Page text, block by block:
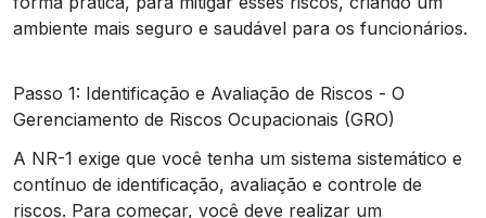
ambiente mais seguro e saudável para os funcionários.
Passo 1: Identificação e Avaliação de Riscos - O
Gerenciamento de Riscos Ocupacionais (GRO)
A NR-1 exige que você tenha um sistema sistemático e
contínuo de identificação, avaliação e controle de
riscos. Para começar, você deve realizar um